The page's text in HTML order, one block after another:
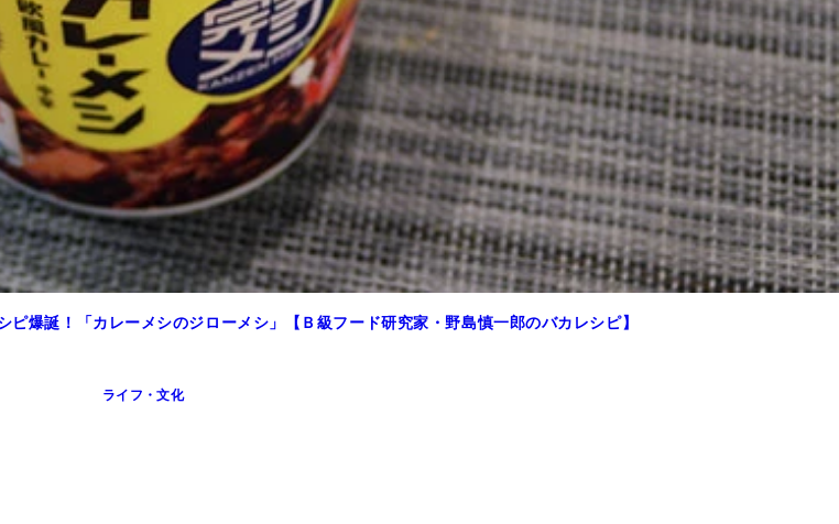
爆誕！「カレーメシのジローメシ」【Ｂ級フード研究家・野島慎一郎のバカレシピ】
ライフ・文化